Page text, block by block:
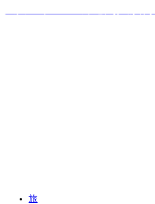
旅